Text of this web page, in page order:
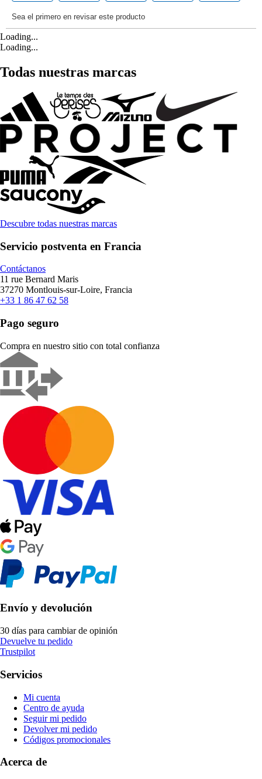
Loading...
Loading...
Todas nuestras marcas
Descubre todas nuestras marcas
Servicio postventa en Francia
Contáctanos
11 rue Bernard Maris
37270 Montlouis-sur-Loire, Francia
+33 1 86 47 62 58
Pago seguro
Compra en nuestro sitio con total confianza
Envío y devolución
30 días para cambiar de opinión
Devuelve tu pedido
Trustpilot
Servicios
Mi cuenta
Centro de ayuda
Seguir mi pedido
Devolver mi pedido
Códigos promocionales
Acerca de